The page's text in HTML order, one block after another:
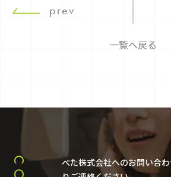
prev
一覧へ戻る
ぺた株式会社へのお問い合